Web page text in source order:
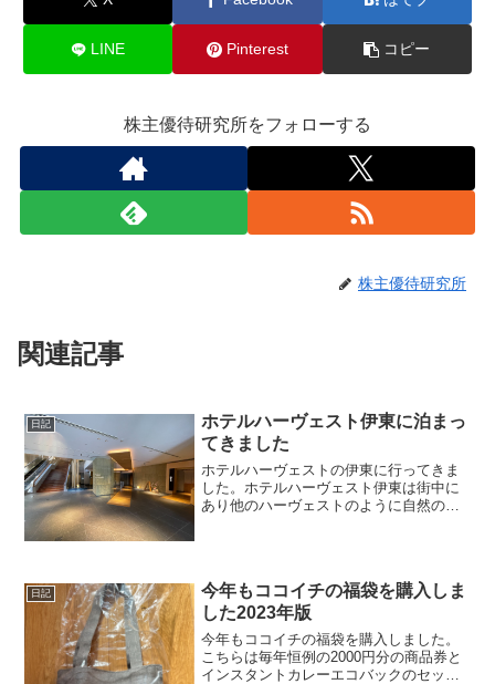
LINE Pinterest コピー
株主優待研究所をフォローする
株主優待研究所
関連記事
日記
ホテルハーヴェスト伊東に泊まっ
てきました
ホテルハーヴェストの伊東に行ってきま
した。ホテルハーヴェスト伊東は街中に
あり他のハーヴェストのように自然の中
日記
今年もココイチの福袋を購入しま
した2023年版
今年もココイチの福袋を購入しました。
こちらは毎年恒例の2000円分の商品券と
インスタントカレーエコバックのセット